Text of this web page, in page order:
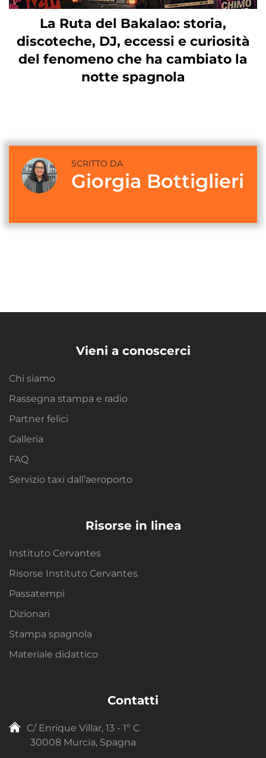
La Ruta del Bakalao: storia,
discoteche, DJ, eccessi e curiosità
del fenomeno che ha cambiato la
notte spagnola
SCRITTO DA
Giorgia Bottiglieri
Vieni a conoscerci
Chi siamo
Rassegna stampa e radio
Partner felici
Galleria
FAQ
Servizio taxi dall’aeroporto
Risorse in linea
Instituto Cervantes
Risorse Instituto Cervantes
Passatempi
Dizionari
Stampa spagnola
Materiale didattico
Contatti
C/ Enrique Villar, 13 - 1º C
30008 Murcia, Spagna